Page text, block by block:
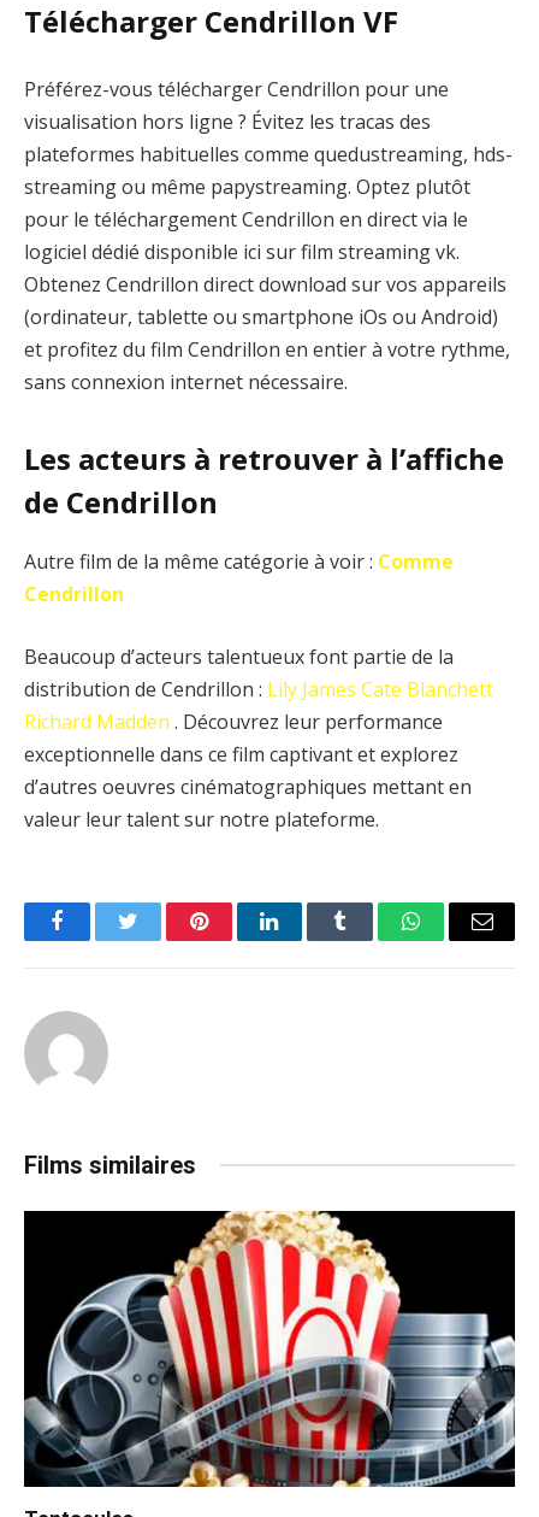
Télécharger Cendrillon VF
Préférez-vous télécharger Cendrillon pour une
visualisation hors ligne ? Évitez les tracas des
plateformes habituelles comme quedustreaming, hds-
streaming ou même papystreaming. Optez plutôt
pour le téléchargement Cendrillon en direct via le
logiciel dédié disponible ici sur film streaming vk.
Obtenez Cendrillon direct download sur vos appareils
(ordinateur, tablette ou smartphone iOs ou Android)
et profitez du film Cendrillon en entier à votre rythme,
sans connexion internet nécessaire.
Les acteurs à retrouver à l’affiche
de Cendrillon
Autre film de la même catégorie à voir : Comme
Cendrillon
Beaucoup d’acteurs talentueux font partie de la
distribution de Cendrillon : Lily James Cate Blanchett
Richard Madden . Découvrez leur performance
exceptionnelle dans ce film captivant et explorez
d’autres oeuvres cinématographiques mettant en
valeur leur talent sur notre plateforme.
FacebookTwitter PinterestLinkedInTumblr WhatsAppEmail
Films similaires